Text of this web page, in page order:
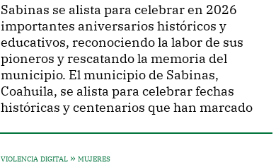
Sabinas se alista para celebrar en 2026
importantes aniversarios históricos y
educativos, reconociendo la labor de sus
pioneros y rescatando la memoria del
municipio. El municipio de Sabinas,
Coahuila, se alista para celebrar fechas
históricas y centenarios que han marcado
violencia digital » mujeres